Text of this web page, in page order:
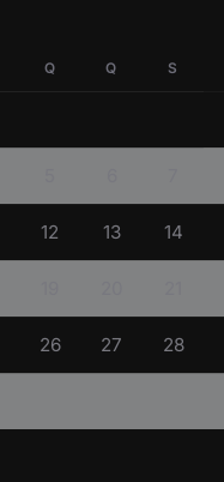
Q Q S
12 13 14
26 27 28